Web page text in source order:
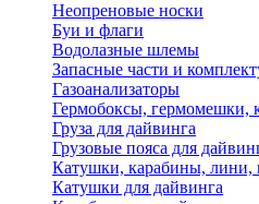
Неопреновые носки
Буи и флаги
Водолазные шлемы
Запасные части и
Газоанализаторы
Гермобоксы, гермомешки,
Груза для дайвинга
Грузовые пояса для
Катушки, карабины, лини,
Катушки для дайвинга